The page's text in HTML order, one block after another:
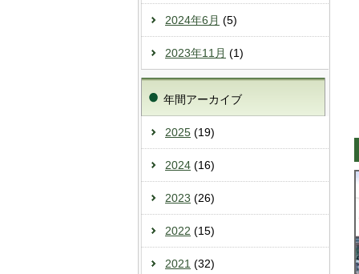
2024年6月 (5)
2023年11月 (1)
年間アーカイブ
2025 (19)
2024 (16)
2023 (26)
2022 (15)
2021 (32)